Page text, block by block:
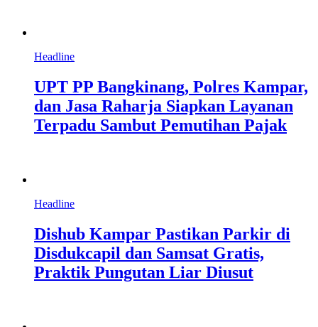
Headline
UPT PP Bangkinang, Polres Kampar,
dan Jasa Raharja Siapkan Layanan
Terpadu Sambut Pemutihan Pajak
Headline
Dishub Kampar Pastikan Parkir di
Disdukcapil dan Samsat Gratis,
Praktik Pungutan Liar Diusut